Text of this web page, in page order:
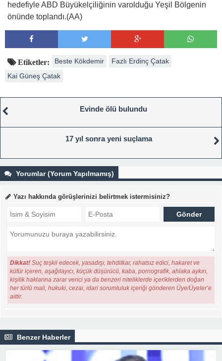
hedefiyle ABD Büyükelçiliğinin varolduğu Yeşil Bölgenin
önünde toplandı.(AA)
Etiketler: Beste Kökdemir
Fazlı Erdinç Çatak
Kai Güneş Çatak
Evinde ölü bulundu
17 yıl sonra yeni suçlama
Yorumlar (Yorum Yapılmamış)
Yazı hakkında görüşlerinizi belirtmek istermisiniz?
Dikkat! Suç teşkil edecek, yasadışı, tehditkar, rahatsız edici, hakaret ve
küfür içeren, aşağılayıcı, küçük düşürücü, kaba, pornografik, ahlaka aykırı,
kişilik haklarına zarar verici ya da benzeri niteliklerde içeriklerden doğan
her türlü mali, hukuki, cezai, idari sorumluluk içeriği gönderen Üye/Üyeler’e
aittir.
Benzer Haberler